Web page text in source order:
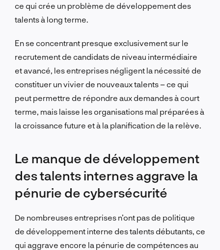
ce qui crée un problème de développement des
talents à long terme.
En se concentrant presque exclusivement sur le
recrutement de candidats de niveau intermédiaire
et avancé, les entreprises négligent la nécessité de
constituer un vivier de nouveaux talents – ce qui
peut permettre de répondre aux demandes à court
terme, mais laisse les organisations mal préparées à
la croissance future et à la planification de la relève.
Le manque de développement
des talents internes aggrave la
pénurie de cybersécurité
De nombreuses entreprises n’ont pas de politique
de développement interne des talents débutants, ce
qui aggrave encore la pénurie de compétences au